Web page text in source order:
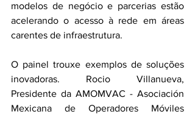
modelos de negócio e parcerias estão
acelerando o acesso à rede em áreas
carentes de infraestrutura.
O painel trouxe exemplos de soluções
inovadoras. Rocio Villanueva,
Presidente da AMOMVAC - Asociación
Mexicana de Operadores Móviles